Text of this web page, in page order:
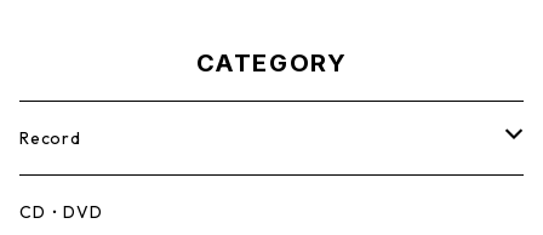
CATEGORY
Record
Mento,Calypso,Ballad
CD・DVD